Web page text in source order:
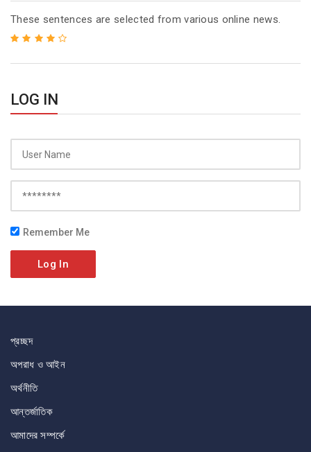
These sentences are selected from various online news.
LOG IN
Remember Me
Log In
প্রচ্ছদ
অপরাধ ও আইন
অর্থনীতি
আন্তর্জাতিক
আমাদের সম্পর্কে